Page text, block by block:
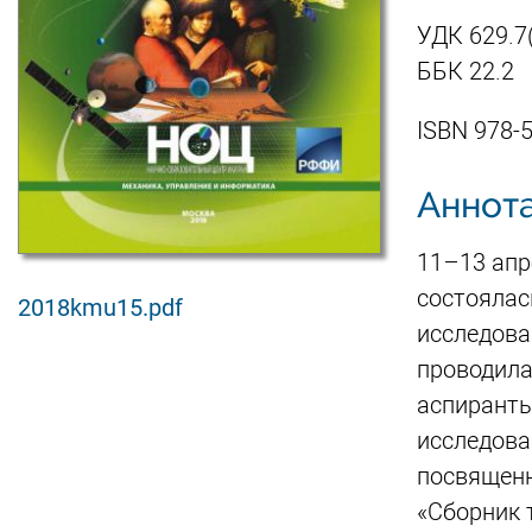
2018kmu15.pdf
УДК
ББК 22.2
ISBN 978-
11–13
«Сборник